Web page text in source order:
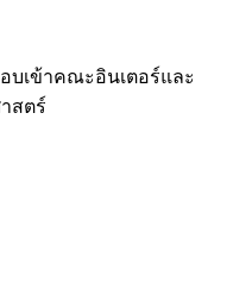
บเข้าคณะอินเตอร์และ
สตร์